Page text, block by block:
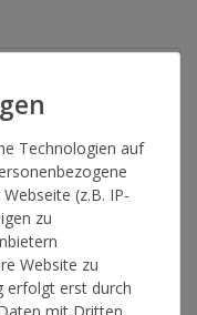
Technologien auf
(z.B. IP-
zu
Website zu
erfolgt erst durch
mit Dritten,